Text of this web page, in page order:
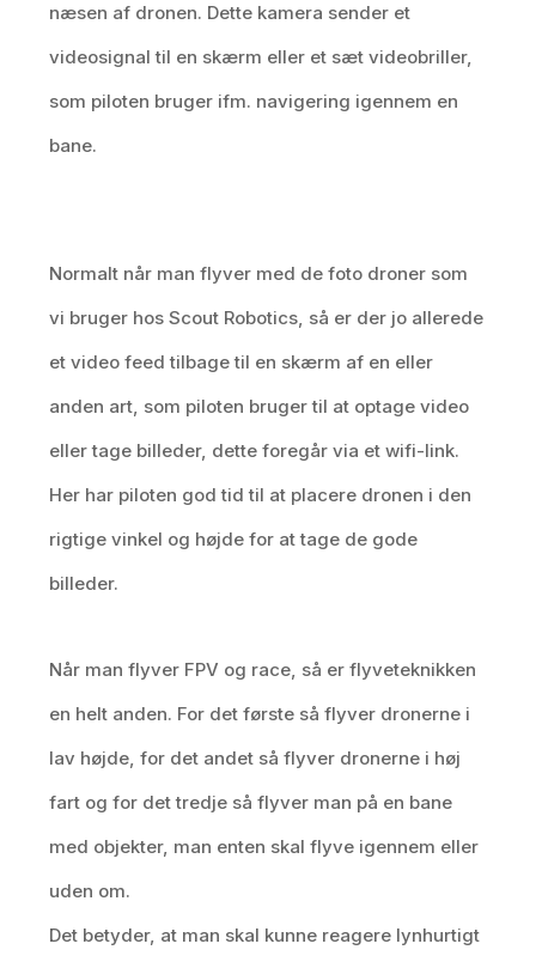
næsen af dronen. Dette kamera sender et
videosignal til en skærm eller et sæt videobriller,
som piloten bruger ifm. navigering igennem en
bane.
Normalt når man flyver med de foto droner som
vi bruger hos Scout Robotics, så er der jo allerede
et video feed tilbage til en skærm af en eller
anden art, som piloten bruger til at optage video
eller tage billeder, dette foregår via et wifi-link.
Her har piloten god tid til at placere dronen i den
rigtige vinkel og højde for at tage de gode
billeder.
Når man flyver FPV og race, så er flyveteknikken
en helt anden. For det første så flyver dronerne i
lav højde, for det andet så flyver dronerne i høj
fart og for det tredje så flyver man på en bane
med objekter, man enten skal flyve igennem eller
uden om.
Det betyder, at man skal kunne reagere lynhurtigt